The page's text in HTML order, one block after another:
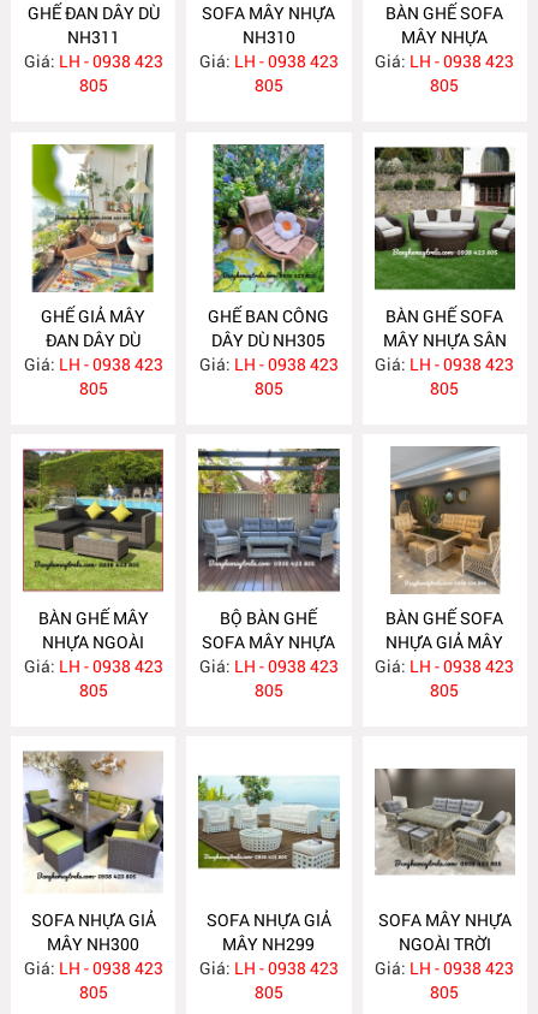
GHẾ ĐAN DÂY DÙ
NH311
Giá: LH - 0938 423
805
SOFA MÂY NHỰA
NH310
Giá: LH - 0938 423
805
BÀN GHẾ SOFA
MÂY NHỰA
NH309
Giá: LH - 0938 423
805
GHẾ GIẢ MÂY
ĐAN DÂY DÙ
NH306
Giá: LH - 0938 423
805
GHẾ BAN CÔNG
DÂY DÙ NH305
Giá: LH - 0938 423
805
BÀN GHẾ SOFA
MÂY NHỰA SÂN
VƯỜN NH304
Giá: LH - 0938 423
805
BÀN GHẾ MÂY
NHỰA NGOÀI
TRỜI NH303
Giá: LH - 0938 423
805
BỘ BÀN GHẾ
SOFA MÂY NHỰA
NGOÀI TRỜI
NH302
Giá: LH - 0938 423
805
BÀN GHẾ SOFA
NHỰA GIẢ MÂY
NH301
Giá: LH - 0938 423
805
SOFA NHỰA GIẢ
MÂY NH300
Giá: LH - 0938 423
805
SOFA NHỰA GIẢ
MÂY NH299
Giá: LH - 0938 423
805
SOFA MÂY NHỰA
NGOÀI TRỜI
NH298
Giá: LH - 0938 423
805